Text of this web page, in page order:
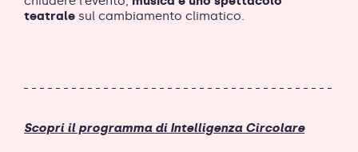
teatrale sul cambiamento climatico.
Scopri il programma di Intelligenza Circolare